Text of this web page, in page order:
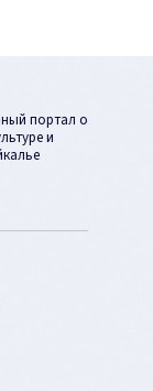
портал о
и